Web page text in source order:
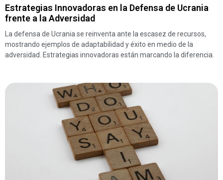
Estrategias Innovadoras en la Defensa de Ucrania
frente a la Adversidad
La defensa de Ucrania se reinventa ante la escasez de recursos,
mostrando ejemplos de adaptabilidad y éxito en medio de la
adversidad. Estrategias innovadoras están marcando la diferencia.